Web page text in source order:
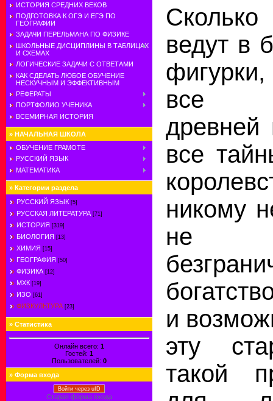
ИСТОРИЯ СРЕДНИХ ВЕКОВ
ПОДГОТОВКА К ОГЭ И ЕГЭ ПО
ГЕОГРАФИИ
ЗАДАЧИ ПЕРЕЛЬМАНА ПО ФИЗИКЕ
ШКОЛЬНЫЕ ДИСЦИПЛИНЫ В ТАБЛИЦАХ
И СХЕМАХ
ЛОГИЧЕСКИЕ ЗАДАЧИ С ОТВЕТАМИ
КАК СДЕЛАТЬ ЛЮБОЕ ОБУЧЕНИЕ
НЕСКУЧНЫМ И ЭФФЕКТИВНЫМ
РЕФЕРАТЫ
ПОРТФОЛИО УЧЕНИКА
ВСЕМИРНАЯ ИСТОРИЯ
» НАЧАЛЬНАЯ ШКОЛА
ОБУЧЕНИЕ ГРАМОТЕ
РУССКИЙ ЯЗЫК
МАТЕМАТИКА
» Категории раздела
РУССКИЙ ЯЗЫК [5]
РУССКАЯ ЛИТЕРАТУРА [71]
ИСТОРИЯ [319]
БИОЛОГИЯ [13]
ХИМИЯ [15]
ГЕОГРАФИЯ [50]
ФИЗИКА [12]
МХК [19]
ИЗО [61]
ФИЗКУЛЬТУРА [23]
» Статистика
Онлайн всего: 1
Гостей: 1
Пользователей: 0
» Форма входа
Войти через uID
Старая форма входа
ведут в
все
древней
все
никому
не
и
эту
такой